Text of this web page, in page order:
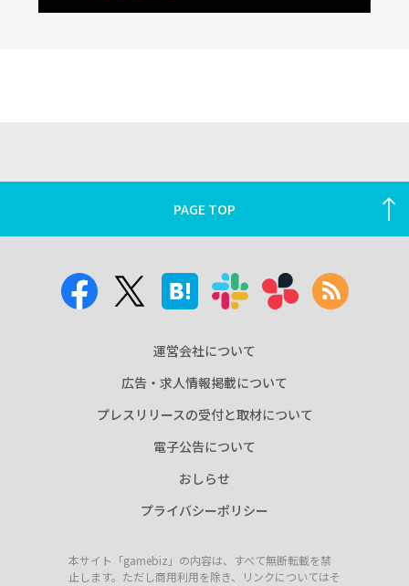
PAGE TOP
運営会社について
広告・求人情報掲載について
プレスリリースの受付と取材について
電子公告について
おしらせ
プライバシーポリシー
本サイト「gamebiz」の内容は、すべて無断転載を禁
止します。ただし商用利用を除き、リンクについてはそ